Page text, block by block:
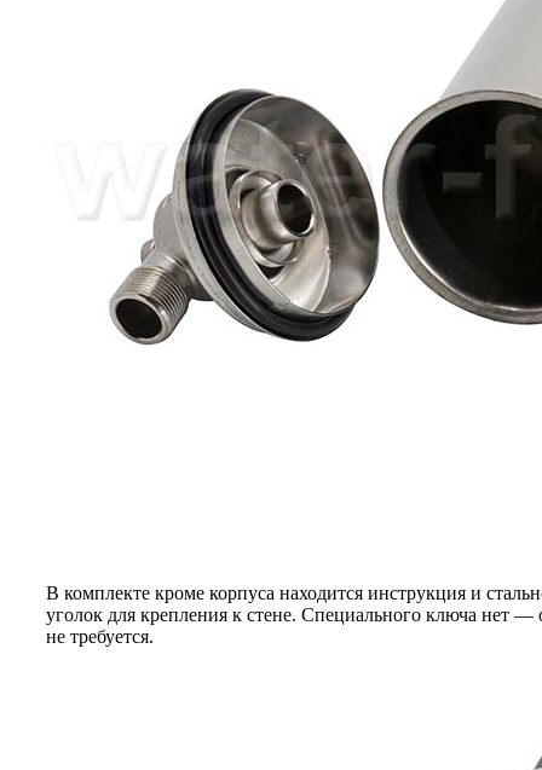
В комплекте кроме корпуса находится инструкция и
уголок для крепления к стене. Специального ключа нет —
не требуется.